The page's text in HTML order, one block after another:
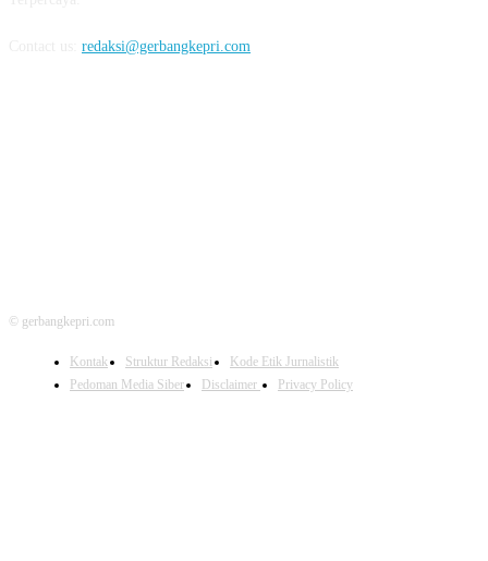
redaksi@gerbangkepri.com
© gerbangkepri.com
Kontak Struktur Redaksi
Kode Etik Jurnalistik
Pedoman Media Siber
Disclaimer Privacy Policy